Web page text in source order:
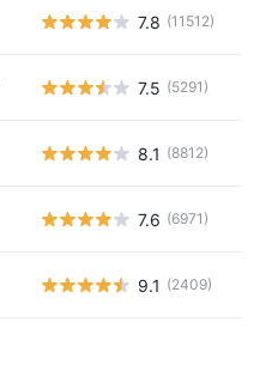
7.8 (11512)
7.5 (5291)
8.1 (8812)
7.6 (6971)
9.1 (2409)